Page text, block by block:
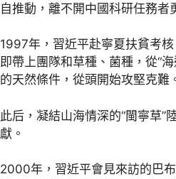
自推動，離不開中國科研任務者
1997年，習近平赴寧夏扶貧考
即帶上團隊和草種、菌種，從“
的天然條件，從頭開始攻堅克難
此后，凝結山海情深的“閩寧草
獻。
2000年，習近平會見來訪的巴